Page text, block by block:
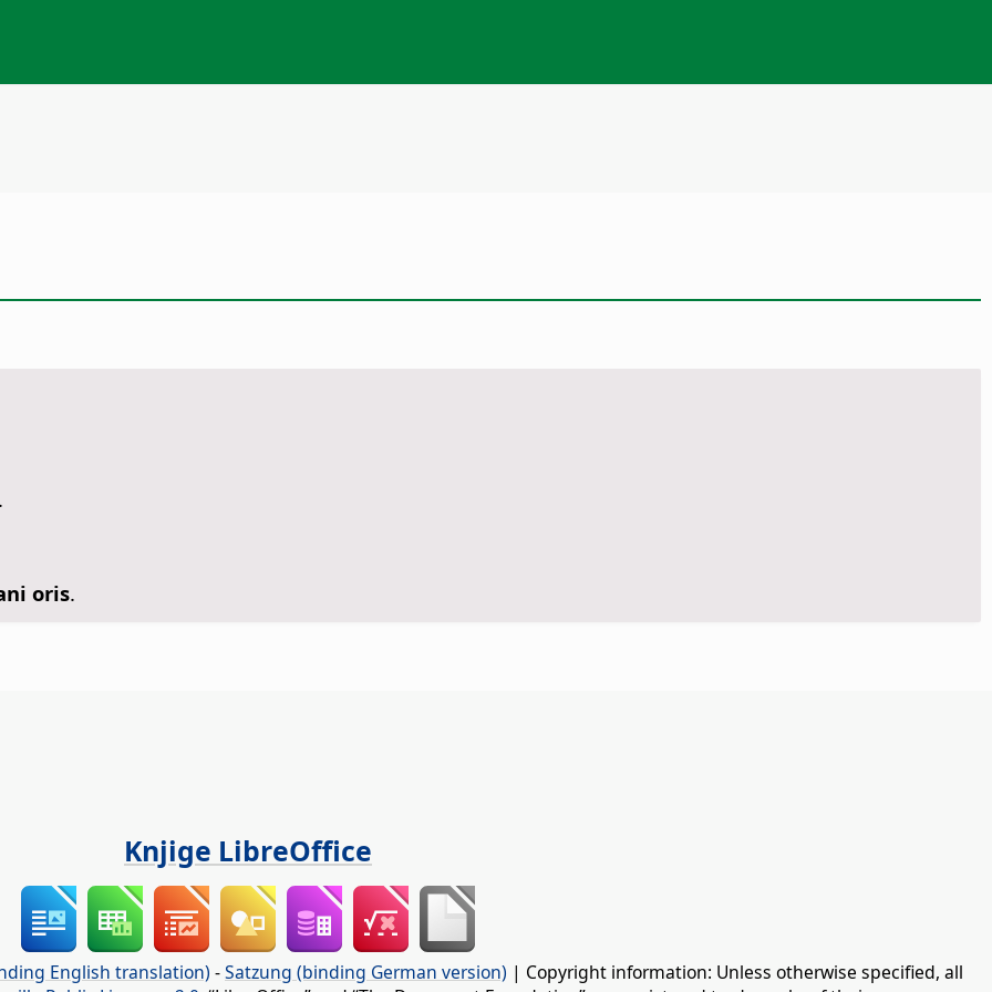
oris.
Knjige LibreOffice
English translation) -Satzung (binding German version) | Copyright information: Unless otherwise specified, all